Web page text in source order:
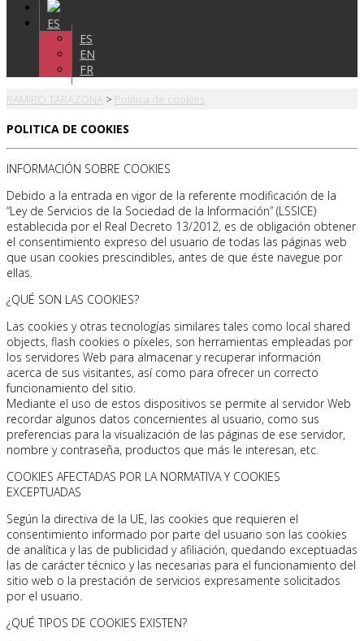
ES
ES
EN
FR
RAMIRO TARAZONA > Política de cookies
POLITICA DE COOKIES
INFORMACIÓN SOBRE COOKIES
Debido a la entrada en vigor de la referente modificación de la
“Ley de Servicios de la Sociedad de la Información” (LSSICE)
establecida por el Real Decreto 13/2012, es de obligación obtener
el consentimiento expreso del usuario de todas las páginas web
que usan cookies prescindibles, antes de que éste navegue por
ellas.
¿QUÉ SON LAS COOKIES?
Las cookies y otras tecnologías similares tales como local shared
objects, flash cookies o píxeles, son herramientas empleadas por
los servidores Web para almacenar y recuperar información
acerca de sus visitantes, así como para ofrecer un correcto
funcionamiento del sitio.
Mediante el uso de estos dispositivos se permite al servidor Web
recordar algunos datos concernientes al usuario, como sus
preferencias para la visualización de las páginas de ese servidor,
nombre y contraseña, productos que más le interesan, etc.
COOKIES AFECTADAS POR LA NORMATIVA Y COOKIES
EXCEPTUADAS
Según la directiva de la UE, las cookies que requieren el
consentimiento informado por parte del usuario son las cookies
de analítica y las de publicidad y afiliación, quedando exceptuadas
las de carácter técnico y las necesarias para el funcionamiento del
sitio web o la prestación de servicios expresamente solicitados
por el usuario.
¿QUÉ TIPOS DE COOKIES EXISTEN?